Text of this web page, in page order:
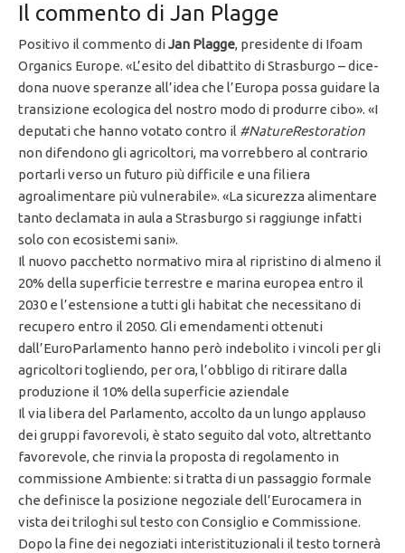
Il commento di Jan Plagge
Positivo il commento diJan Plagge, presidente di Ifoam
Organics Europe. «L’esito del dibattito di Strasburgo – dice-
dona nuove speranze all’idea che l’Europa possa guidare la
transizione ecologica del nostro modo di produrre cibo». «I
deputati che hanno votato contro il #NatureRestoration
non difendono gli agricoltori, ma vorrebbero al contrario
portarli verso un futuro più difficile e una filiera
agroalimentare più vulnerabile». «La sicurezza alimentare
tanto declamata in aula a Strasburgo si raggiunge infatti
solo con ecosistemi sani».
Il nuovo pacchetto normativo mira al ripristino di almeno il
20% della superficie terrestre e marina europea entro il
2030 e l’estensione a tutti gli habitat che necessitano di
recupero entro il 2050. Gli emendamenti ottenuti
dall’EuroParlamento hanno però indebolito i vincoli per gli
agricoltori togliendo, per ora, l’obbligo di ritirare dalla
produzione il 10% della superficie aziendale
Il via libera del Parlamento, accolto da un lungo applauso
dei gruppi favorevoli, è stato seguito dal voto, altrettanto
favorevole, che rinvia la proposta di regolamento in
commissione Ambiente: si tratta di un passaggio formale
che definisce la posizione negoziale dell’Eurocamera in
vista dei triloghi sul testo con Consiglio e Commissione.
Dopo la fine dei negoziati interistituzionali il testo tornerà